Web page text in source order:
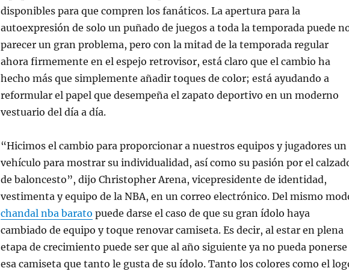
disponibles para que compren los fanáticos. La apertura para la
autoexpresión de solo un puñado de juegos a toda la temporada puede
parecer un gran problema, pero con la mitad de la temporada regular
ahora firmemente en el espejo retrovisor, está claro que el cambio ha
hecho más que simplemente añadir toques de color; está ayudando a
reformular el papel que desempeña el zapato deportivo en un moderno
vestuario del día a día.
“Hicimos el cambio para proporcionar a nuestros equipos y jugadores un
vehículo para mostrar su individualidad, así como su pasión por el
de baloncesto”, dijo Christopher Arena, vicepresidente de identidad,
vestimenta y equipo de la NBA, en un correo electrónico. Del mismo
chandal nba barato puede darse el caso de que su gran ídolo haya
cambiado de equipo y toque renovar camiseta. Es decir, al estar en plena
etapa de crecimiento puede ser que al año siguiente ya no pueda ponerse
esa camiseta que tanto le gusta de su ídolo. Tanto los colores como el